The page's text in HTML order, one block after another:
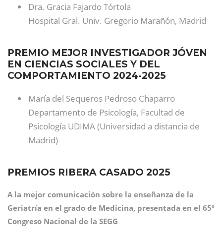
Dra. Gracia Fajardo Tórtola
Hospital Gral. Univ. Gregorio Marañón, Madrid
PREMIO MEJOR INVESTIGADOR JÓVEN
EN CIENCIAS SOCIALES Y DEL
COMPORTAMIENTO 2024-2025
María del Sequeros Pedroso Chaparro
Departamento de Psicología, Facultad de
Psicología UDIMA (Universidad a distancia de
Madrid)
PREMIOS RIBERA CASADO 2025
A la mejor comunicación sobre la enseñanza de la
Geriatría en el grado de Medicina, presentada en el 65º
Congreso Nacional de la SEGG